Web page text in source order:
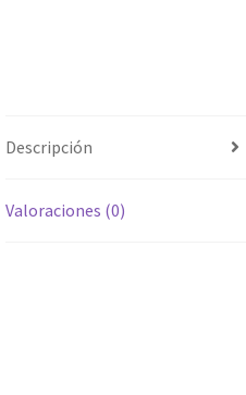
Descripción
Valoraciones (0)